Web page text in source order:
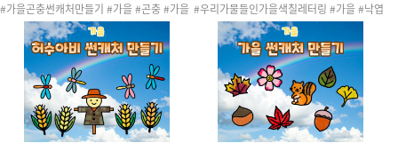
#가을곤충썬캐처만들기 #가을 #곤충 #가을
곤충 #생물 #생태계 #가을도안 #가을활동 #
가을자료 #가을만들기 #환경구성 #썬캐처 #
썬캐쳐 #가을환경구성 #가을곤충환경구성
#우리가물들인가을색칠레터링 #가을 #낙엽
#자연 #자연물 #단풍 #단풍잎 #은행잎 #가
을도안 #가을활동 #가을자료 #가을레터링 #
레터링 #색칠레터링 #미술활동 #물감놀이 #
환경구성 #가을환경구성 #가을환경판 #가을
색칠 #가을가랜드 #가랜드 #가을만들기